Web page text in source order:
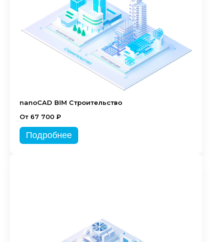
nanoCAD BIM Строительство
От 67 700 ₽
Подробнее